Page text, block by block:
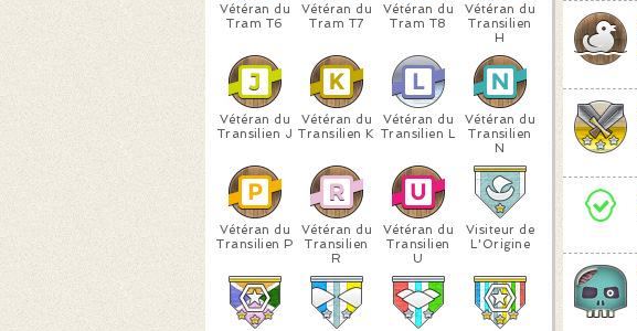
Vétéran du
Tram T6
Vétéran du
Tram T7
Vétéran du
Tram T8
Vétéran du
Transilien
H
Vétéran du
Transilien J
Vétéran du
Transilien K
Vétéran du
Transilien L
Vétéran du
Transilien
N
Vétéran du
Transilien P
Vétéran du
Transilien
R
Vétéran du
Transilien
U
Visiteur de
L'Origine